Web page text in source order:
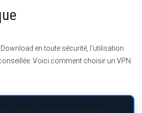
en toute sécurité, l’utilisation
Voici comment choisir un VPN